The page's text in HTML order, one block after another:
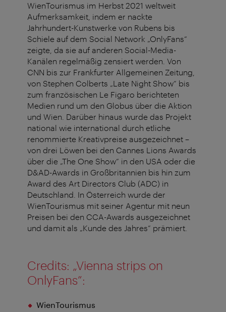
WienTourismus im Herbst 2021 weltweit
Aufmerksamkeit, indem er nackte
Jahrhundert-Kunstwerke von Rubens bis
Schiele auf dem Social Network „OnlyFans“
zeigte, da sie auf anderen Social-Media-
Kanälen regelmäßig zensiert werden. Von
CNN bis zur Frankfurter Allgemeinen Zeitung,
von Stephen Colberts „Late Night Show“ bis
zum französischen Le Figaro berichteten
Medien rund um den Globus über die Aktion
und Wien. Darüber hinaus wurde das Projekt
national wie international durch etliche
renommierte Kreativpreise ausgezeichnet –
von drei Löwen bei den Cannes Lions Awards
über die „The One Show“ in den USA oder die
D&AD-Awards in Großbritannien bis hin zum
Award des Art Directors Club (ADC) in
Deutschland. In Österreich wurde der
WienTourismus mit seiner Agentur mit neun
Preisen bei den CCA-Awards ausgezeichnet
und damit als „Kunde des Jahres“ prämiert.
Credits: „Vienna strips on
OnlyFans”:
WienTourismus